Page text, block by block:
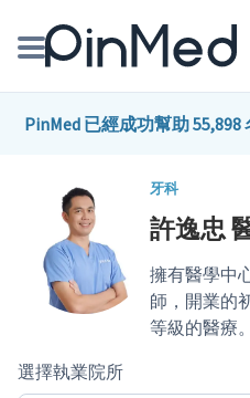
線上預約醫師、院所
健康主題館
我是
PinMed 已經成功幫助
牙科
許逸忠
擁有醫學中
師，開業的
等級的醫療。
選擇執業院所